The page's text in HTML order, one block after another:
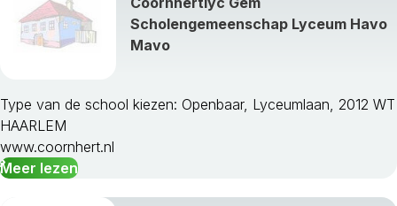
Scholengemeenschap Lyceum Havo
Mavo
Type van de school kiezen: Openbaar, Lyceumlaan, 2012 WT
HAARLEM
www.coornhert.nl
Meer lezen